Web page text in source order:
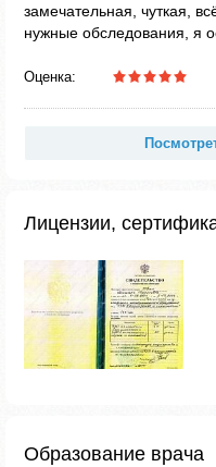
замечательная, чуткая,
нужные обследования, я
Оценка:
Лицензии,
Образование врача